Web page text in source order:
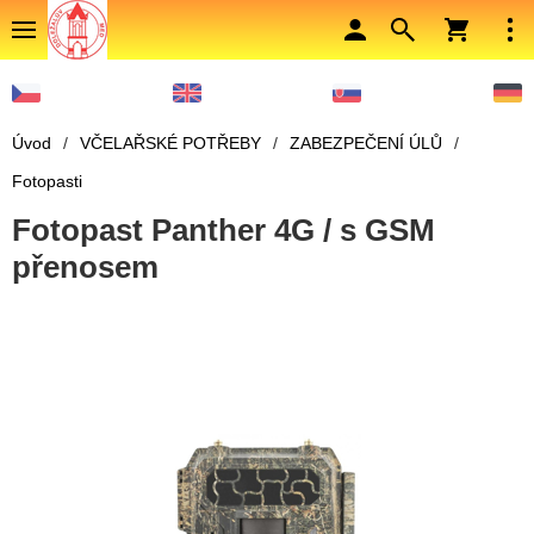
Úvod / VČELAŘSKÉ POTŘEBY / ZABEZPEČENÍ ÚLŮ
/
Fotopasti
Fotopast Panther 4G / s GSM
přenosem